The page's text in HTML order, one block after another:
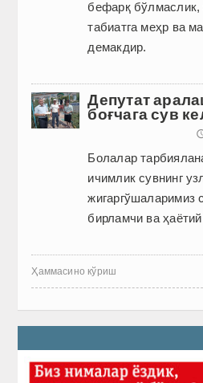
бефарқ
табиатга меҳр ва
демакдир.
Депутат
боғчага сув
Болалар
ичимлик сувнинг
жигаргўшаларимиз
бирламчи ва
Ҳаммасино кўриш